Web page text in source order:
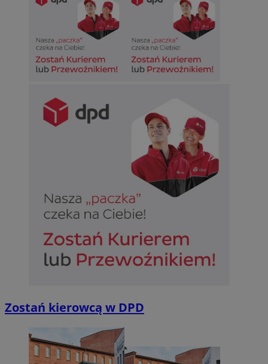
Zostań kierowcą w DPD